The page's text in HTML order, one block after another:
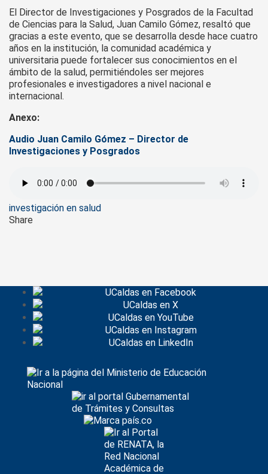
El Director de Investigaciones y Posgrados de la Facultad
de Ciencias para la Salud, Juan Camilo Gómez, resaltó que
gracias a este evento, que se desarrolla desde hace cuatro
años en la institución, la comunidad académica y
universitaria puede fortalecer sus conocimientos en el
ámbito de la salud, permitiéndoles ser mejores
profesionales e investigadores a nivel nacional e
internacional.
Anexo:
Audio Juan Camilo Gómez – Director de
Investigaciones y Posgrados
Tags
investigación en salud
Share